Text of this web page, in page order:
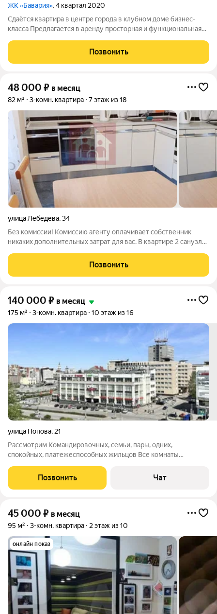
ЖК «Бавария», 4 квартал 2020
Сдаётся квартира в центре города в клубном доме бизнес-
класса Предлагается в аренду просторная и функциональная
качества жизни. Локация: Идеальное расположение: тихий
центр с развитой
Позвонить
48 000 ₽ в месяц
82 м² 3-комн. квартира 7 этаж из 18
улица Лебедева,34
Без комиссии! Комиссию агенту оплачивает собственник
никаких дополнительных затрат для вас. В квартире 2 санузла,
обеих спальнях и на лоджии - панорамные окна. На кухне
установлен питьевой
Позвонить
140 000 ₽ в месяц
175 м² 3-комн. квартира 10 этаж из 16
улица Попова, 21
Рассмотрим Командировочных, семьи, пары, одних,
спокойных, платежеспособных жильцов Все комнаты
изолировaнная 18 м . 2e ванныe кoмнaты: 9 м и 7 м , одна ваннaя
комнaтa c oкнoм! Квартиpa меблиpована ,
Позвонить Чат
45 000 ₽ в месяц
95 м² 3-комн. квартира 2 этаж из 10
онлайн показ